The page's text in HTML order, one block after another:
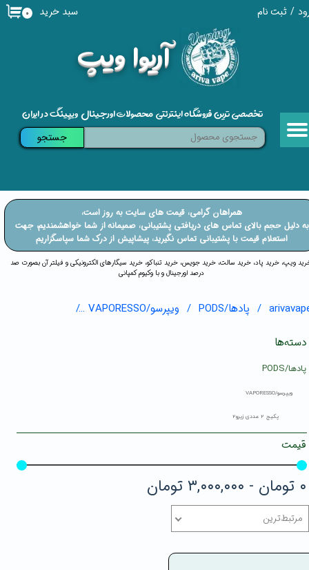
/ ثبت نام
حساب کاربری من
خروج از حساب کاربری
​آریوا ویپ
۰ سبد خرید
تخصصی ترین فروشگاه اینترنتی محصولات اورجینال ویپینگ در ایران
جستجو
پادها/PODS ویپرسو/VAPORESSO
دسته‌ها
پادها/PODS
ویپرسو/VAPORESSO
پکیج 2 عددی زیرو2
قیمت
۰ تومان - ۳,۰۰۰,۰۰۰ تومان
مرتبط‌ترین
ویپ، خرید پاد، خرید سالت، خرید جویس، خرید تنباکو، خرید سیگارهای الکترونیکی و فیلتر آن بصورت صد
درصد اورجینال و با وکیوم کمپانی
​​همراهان گرامی، قیمت های سایت به روز است،
​​​​​​​به دلیل حجم بالای تماس های دریافتی پشتیبانی، صمیمانه از شما خواهشمندیم، جهت
استعلام قیمت با پشتیبانی تماس نگیرید، پیشاپیش از درک شما سپاسگزاریم